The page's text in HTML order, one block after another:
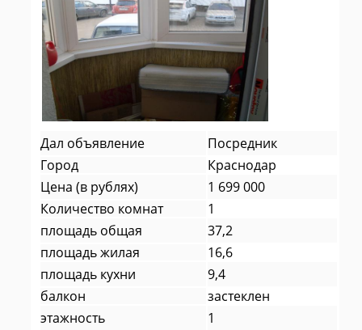
Дал объявление
Посредник
Город
Краснодар
Цена (в рублях)
1 699 000
Количество комнат
1
площадь общая
37,2
площадь жилая
16,6
площадь кухни
9,4
балкон
застеклен
этажность
1